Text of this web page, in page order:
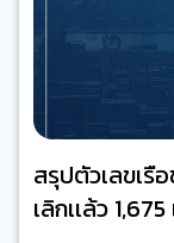
สรุปตัวเลขเรื
เลิกเเล้ว